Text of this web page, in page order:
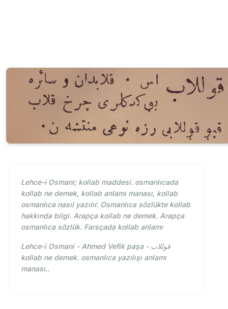
Lehce-i Osmani; kollab maddesi. osmanlıcada
kollab ne demek, kollab anlamı manası, kollab
osmanlıca nasıl yazılır. Osmanlıca sözlükte kollab
hakkında bilgi. Arapça kollab ne demek. Arapça
osmanlıca sözlük. Farsçada kollab anlamı
Lehce-i Osmani - Ahmed Vefik paşa - قوللاب
kollab ne demek. osmanlıca yazılışı anlamı
manası..